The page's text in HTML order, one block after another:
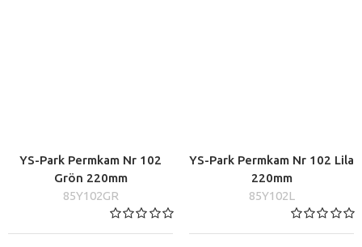
YS-Park Permkam Nr 102
Grön 220mm
85Y102GR
YS-Park Permkam Nr 102 Lila
220mm
85Y102L